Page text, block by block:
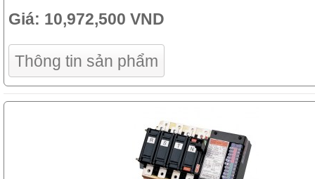
Giá: 10,972,500 VND
Thông tin sản phẩm